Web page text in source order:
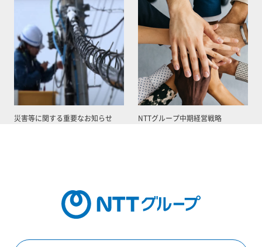
災害等に関する重要なお知らせ NTTグループ中期経営戦略